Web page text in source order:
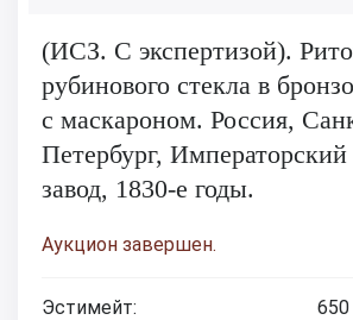
(ИСЗ. С экспертизой).
рубинового стекла в
с маскароном. Россия,
Петербург,
завод, 1830-е годы.
Аукцион завершен.
Эстимейт: